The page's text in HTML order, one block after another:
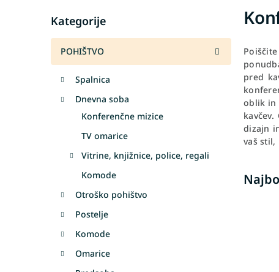
e
b
a
categories
Kategorije
POHIŠTVO
Spalnica
Dnevna soba
Konferenčne mizice
TV omarice
Vitrine, knjižnice, police, regali
Komode
Otroško pohištvo
Postelje
Komode
Omarice
pred
oblik in
dizajn
vaš stil,